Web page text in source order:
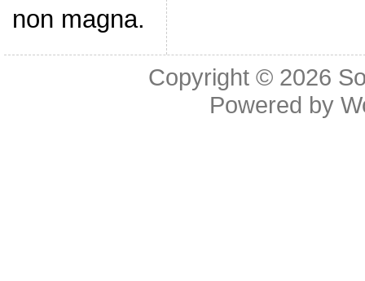
non magna.
Copyright © 2026
Powered by